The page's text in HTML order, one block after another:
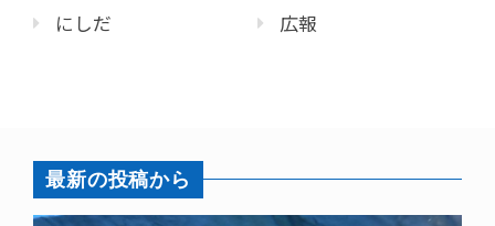
にしだ
広報
最新の投稿から